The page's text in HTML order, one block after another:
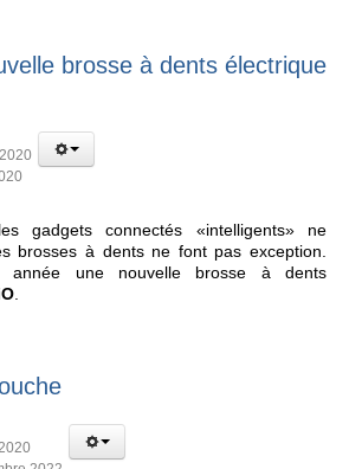
brosse à dents électrique
gadgets connectés «intelligents» ne
brosses à dents ne font pas exception.
année une nouvelle brosse à dents